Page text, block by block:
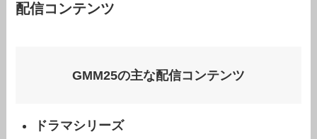
配信コンテンツ
GMM25の主な配信コンテンツ
ドラマシリーズ